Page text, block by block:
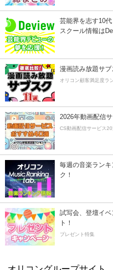
芸能界を志す10
スクール情報は
漫画読み放題サブ
オリコン顧客満足度ラ
2026年動画配信
CS動画配信サービス20
毎週の音楽ラン
ク！
試写会、登壇イ
ト！
プレゼント特集